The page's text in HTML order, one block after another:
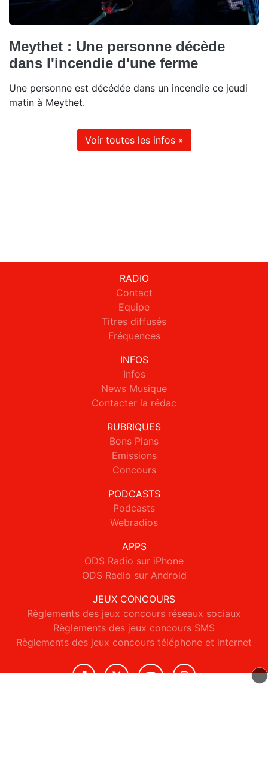
Meythet : Une personne décède
dans l'incendie d'une ferme
Une personne est décédée dans un incendie ce jeudi
matin à Meythet.
Voir toutes les infos »
RADIO
Contact
Equipe
Titres diffusés
Fréquences
INFOS
Infos
News Musique
Contacter la rédac
RUBRIQUES
Bons Plans
Emissions
Concours
PODCASTS
Podcasts
Webradios
APPS
ODS Radio sur iPhone
ODS Radio sur Android
JEUX CONCOURS
Règlements des jeux concours réseaux sociaux
Règlements des jeux concours SMS
Règlements des jeux concours téléphone et internet